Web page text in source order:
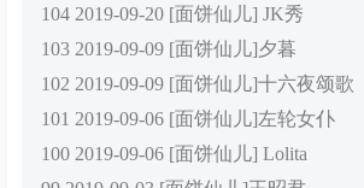
104 2019-09-20 [面饼仙儿] JK秀
103 2019-09-09 [面饼仙儿]夕暮
102 2019-09-09 [面饼仙儿]十六夜颂歌
101 2019-09-06 [面饼仙儿]左轮女仆
100 2019-09-06 [面饼仙儿] Lolita